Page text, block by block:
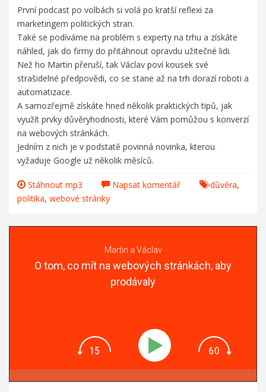
První podcast po volbách si volá po kratší reflexi za
marketingem politických stran.
Také se podíváme na problém s experty na trhu a získáte
náhled, jak do firmy do přitáhnout opravdu užitečné lidi.
Než ho Martin přeruší, tak Václav poví kousek své
strašidelné předpovědi, co se stane až na trh dorazí roboti a
automatizace.
A samozřejmě získáte hned několik praktických tipů, jak
využít prvky důvěryhodnosti, které Vám pomůžou s konverzí
na webových stránkách.
Jedním z nich je v podstatě povinná novinka, kterou
vyžaduje Google už několik měsíců.
Stáhnout mp3 Napsat komentář důvěra,
politika, webové stránky
Martin a Václav
O tom, co mít na webových stránkách, aby
prodávaly